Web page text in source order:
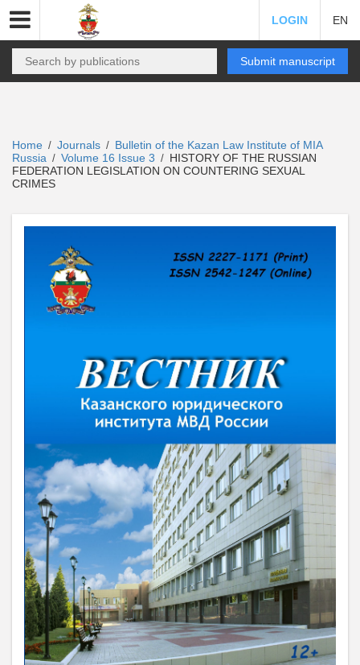
LOGIN EN
Submit manuscript
Home / Journals / Bulletin of the Kazan Law Institute of MIA
Russia / Volume 16 Issue 3 / HISTORY OF THE RUSSIAN
FEDERATION LEGISLATION ON COUNTERING SEXUAL
CRIMES